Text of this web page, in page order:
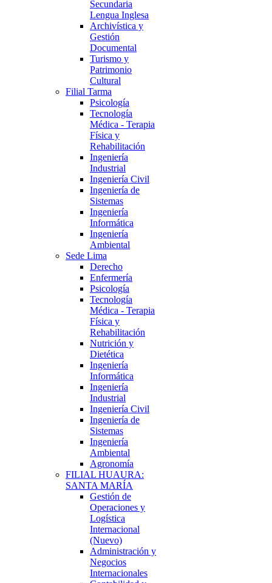
Secundaria
Lengua Inglesa
Archivística y
Gestión
Documental
Turismo y
Patrimonio
Cultural
Filial Tarma
Psicología
Tecnología
Médica - Terapia
Física y
Rehabilitación
Ingeniería
Industrial
Ingeniería Civil
Ingeniería de
Sistemas
Ingeniería
Informática
Ingeniería
Ambiental
Sede Lima
Derecho
Enfermería
Psicología
Tecnología
Médica - Terapia
Física y
Rehabilitación
Nutrición y
Dietética
Ingeniería
Informática
Ingeniería
Industrial
Ingeniería Civil
Ingeniería de
Sistemas
Ingeniería
Ambiental
Agronomía
FILIAL HUAURA:
SANTA MARÍA
Gestión de
Operaciones y
Logística
Internacional
(Nuevo)
Administración y
Negocios
Internacionales